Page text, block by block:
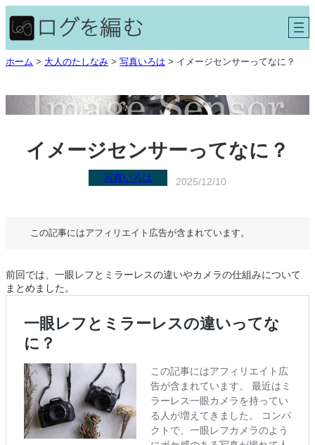
容
を
ス
キ
ホーム > 大人のたしなみ > 写真いろは > イメージセンサーってなに？
イメージセンサーってなに？
写真いろは 2025/12/10
この記事にはアフィリエイト広告が含まれています。
前回では、一眼レフとミラーレスの違いやカメラの仕組みについて
まとめました。